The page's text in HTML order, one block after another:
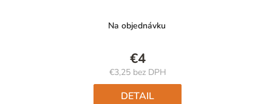
Na objednávku
€4
€3,25 bez DPH
Jednotková
cena:
DETAIL